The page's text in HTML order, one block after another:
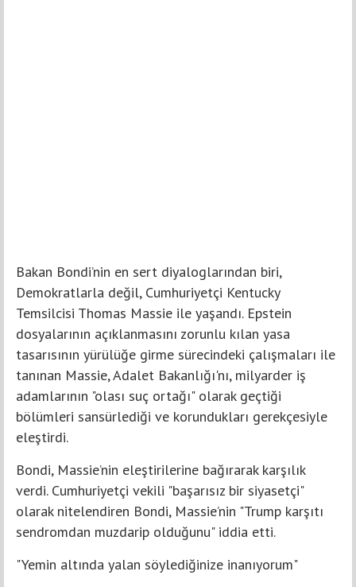
Bakan Bondi’nin en sert diyaloglarından biri,
Demokratlarla değil, Cumhuriyetçi Kentucky
Temsilcisi Thomas Massie ile yaşandı. Epstein
dosyalarının açıklanmasını zorunlu kılan yasa
tasarısının yürülüğe girme sürecindeki çalışmaları ile
tanınan Massie, Adalet Bakanlığı'nı, milyarder iş
adamlarının "olası suç ortağı" olarak geçtiği
bölümleri sansürlediği ve korundukları gerekçesiyle
eleştirdi.
Bondi, Massie’nin eleştirilerine bağırarak karşılık
verdi. Cumhuriyetçi vekili "başarısız bir siyasetçi"
olarak nitelendiren Bondi, Massie’nin "Trump karşıtı
sendromdan muzdarip olduğunu" iddia etti.
"Yemin altında yalan söylediğinize inanıyorum"